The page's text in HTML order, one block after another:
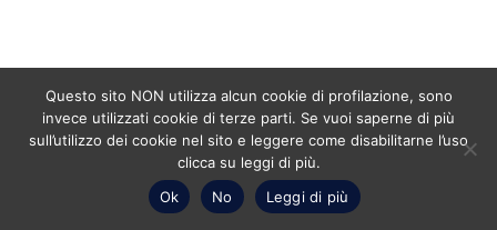
Questo sito NON utilizza alcun cookie di profilazione, sono
invece utilizzati cookie di terze parti. Se vuoi saperne di più
sull’utilizzo dei cookie nel sito e leggere come disabilitarne l’uso
clicca su leggi di più.
Ok
No Leggi di più